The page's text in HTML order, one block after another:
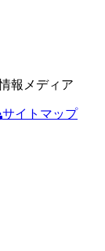
報メディア
サイトマップ